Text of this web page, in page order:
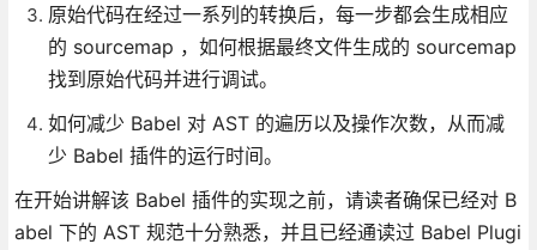
原始代码在经过一系列的转换后，每一步都会生成相应
的 sourcemap ，如何根据最终文件生成的 sourcemap
找到原始代码并进行调试。
如何减少 Babel 对 AST 的遍历以及操作次数，从而减
少 Babel 插件的运行时间。
在开始讲解该 Babel 插件的实现之前，请读者确保已经对 B
abel 下的 AST 规范十分熟悉，并且已经通读过 Babel Plugi